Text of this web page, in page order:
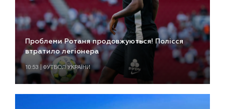
Проблеми Ротаня продовжуються! Полісся
втратило легіонера
10:53 | ФУТБОЛ УКРАЇНИ